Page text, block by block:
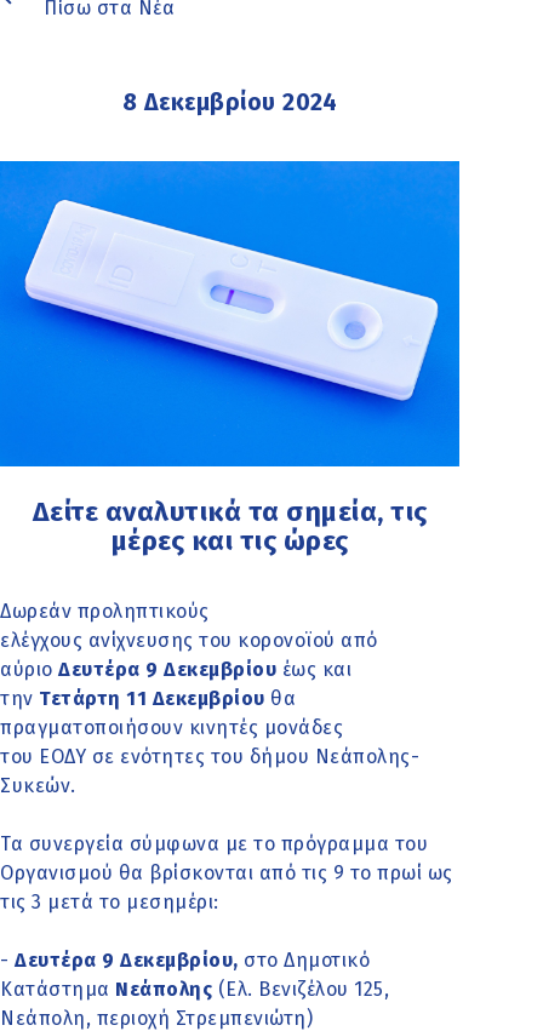
Πίσω στα Νέα
8 Δεκεμβρίου 2024
Δείτε αναλυτικά τα σημεία, τις
μέρες και τις ώρες
Δωρεάν προληπτικούς
ελέγχους ανίχνευσης του κορονοϊού από
αύριο Δευτέρα 9 Δεκεμβρίου έως και
την Τετάρτη 11 Δεκεμβρίου θα
πραγματοποιήσουν κινητές μονάδες
του ΕΟΔΥ σε ενότητες του δήμου Νεάπολης-
Συκεών.
Τα συνεργεία σύμφωνα με το πρόγραμμα του
Οργανισμού θα βρίσκονται από τις 9 το πρωί ως
τις 3 μετά το μεσημέρι:
- Δευτέρα 9 Δεκεμβρίου, στο Δημοτικό
Κατάστημα Νεάπολης (Ελ. Βενιζέλου 125,
Νεάπολη, περιοχή Στρεμπενιώτη)